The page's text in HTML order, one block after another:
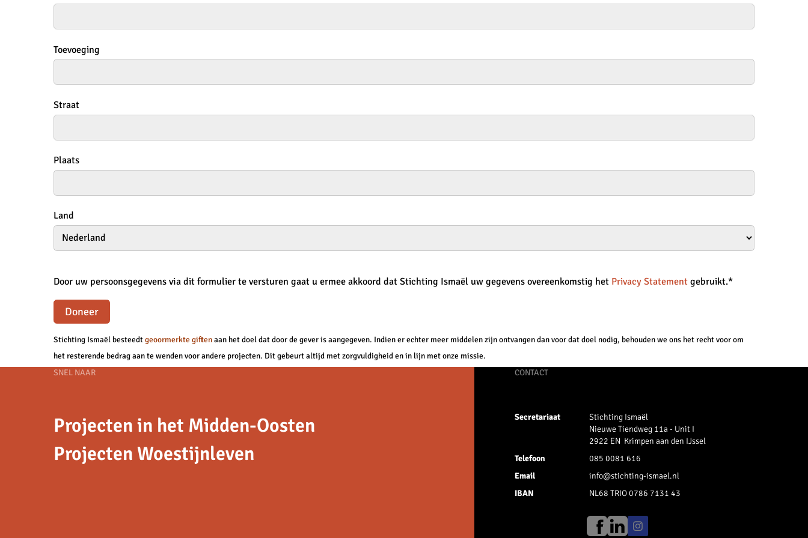
Toevoeging
Straat
Plaats
Land
Door uw persoonsgegevens via dit formulier te versturen gaat u ermee akkoord dat Stichting Ismaël uw gegevens overeenkomstig het Privacy Statementgebruikt.*
Doneer
Stichting Ismaël besteedtgeoormerkte giftenaan het doel dat door de gever is aangegeven. Indien er echter meer middelen zijn ontvangen dan voor dat doel nodig, behouden we ons het recht voor om
het resterende bedrag aan te wenden voor andere projecten. Dit gebeurt altijd met zorgvuldigheid en in lijn met onze missie.
Footer
SNEL NAAR
Projecten in het Midden-Oosten
Projecten Woestijnleven
CONTACT
Secretariaat
Stichting Ismaël
Nieuwe Tiendweg 11a - Unit I
2922 EN Krimpen aan den IJssel
Telefoon
085 0081 616
Email
info@stichting-ismael.nl
IBAN
NL68 TRIO 0786 7131 43